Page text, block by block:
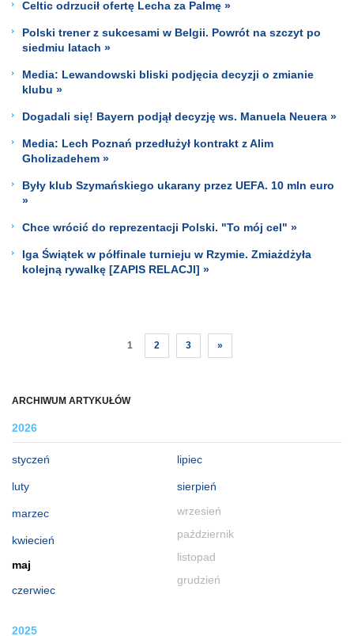
ARCHIWUM ARTYKUŁÓW
2026
styczeń
luty
marzec
kwiecień
maj
czerwiec
lipiec
sierpień
wrzesień
październik
listopad
grudzień
2025
Celtic odrzucił ofertę Lecha za Palmę »
Polski trener z sukcesami w Belgii. Powrót na szczyt po
siedmiu latach »
Media: Lewandowski bliski podjęcia decyzji o zmianie
klubu »
Dogadali się! Bayern podjął decyzję ws. Manuela Neuera »
Media: Lech Poznań przedłużył kontrakt z Alim
Gholizadehem »
Były klub Szymańskiego ukarany przez UEFA. 10 mln euro
»
Chce wrócić do reprezentacji Polski. "To mój cel" »
Iga Świątek w półfinale turnieju w Rzymie. Zmiażdżyła
kolejną rywalkę [ZAPIS RELACJI] »
1 2 3 »